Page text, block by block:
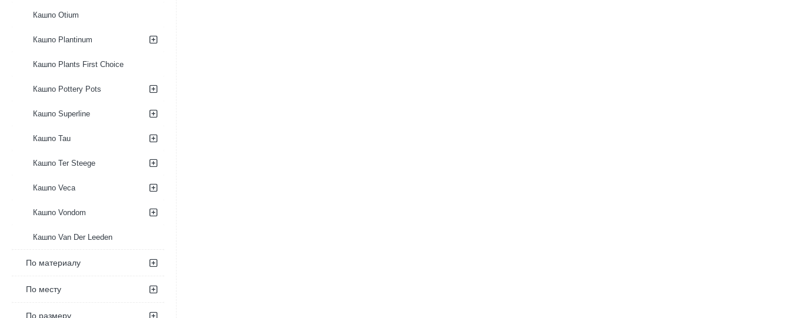
Кашпо Otium
Кашпо Plantinum
Кашпо Plants First Choice
Кашпо Pottery Pots
Кашпо Superline
Кашпо Tau
Кашпо Ter Steege
Кашпо Veca
Кашпо Vondom
Кашпо Van Der Leeden
По материалу
По месту
По размеру